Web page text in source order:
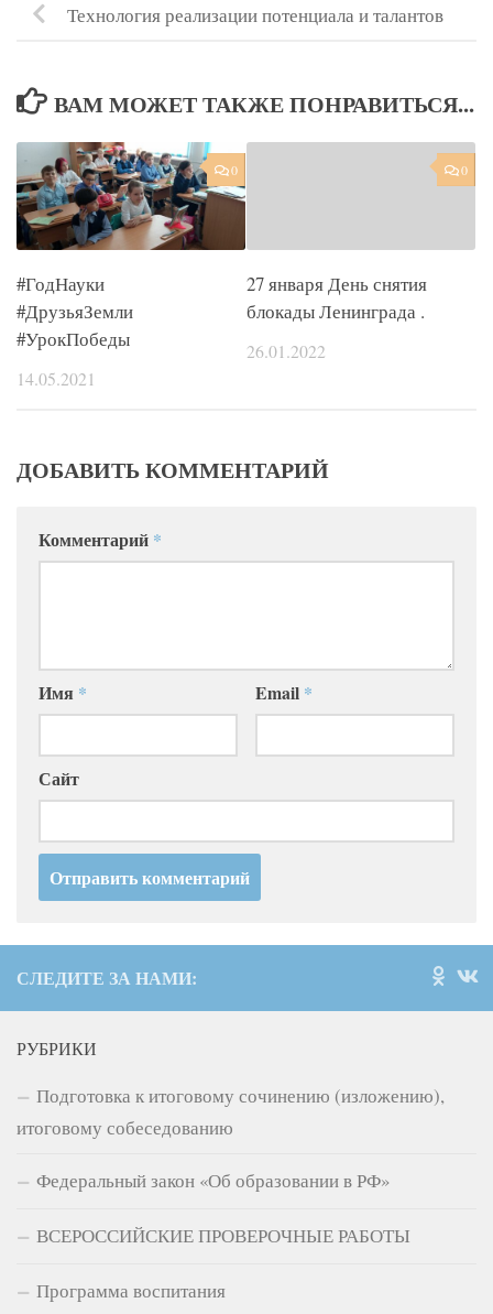
Технология реализации потенциала и талантов
ВАМ МОЖЕТ ТАКЖЕ ПОНРАВИТЬСЯ...
0
#ГодНауки
#ДрузьяЗемли
#УрокПобеды
14.05.2021
0
27 января День снятия
блокады Ленинграда .
26.01.2022
ДОБАВИТЬ КОММЕНТАРИЙ
Комментарий *
Имя * Email *
Сайт
СЛЕДИТЕ ЗА НАМИ:
РУБРИКИ
Подготовка к итоговому сочинению (изложению),
итоговому собеседованию
Федеральный закон «Об образовании в РФ»
ВСЕРОССИЙСКИЕ ПРОВЕРОЧНЫЕ РАБОТЫ
Программа воспитания